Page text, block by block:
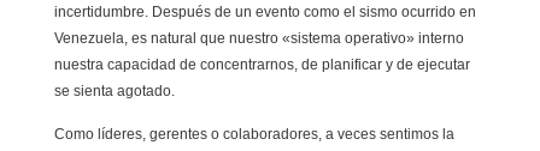
incertidumbre. Después de un evento como el sismo ocurrido en
Venezuela, es natural que nuestro «sistema operativo» interno
nuestra capacidad de concentrarnos, de planificar y de ejecutar
se sienta agotado.
Como líderes, gerentes o colaboradores, a veces sentimos la